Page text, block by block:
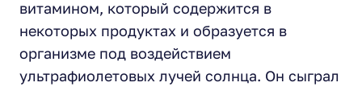
витамином, который содержится в
некоторых продуктах и образуется в
организме под воздействием
ультрафиолетовых лучей солнца. Он сыграл